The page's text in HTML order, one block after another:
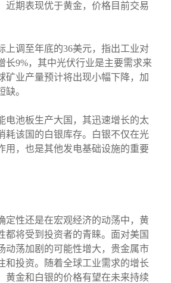
近期表现优于黄金，价格目前交易
上调至年底的36美元，指出工业对
长9%，其中光伏行业是主要需求来
矿业产量预计将出现小幅下降，加
。
电池板生产大国，其迅速增长的太
耗该国的白银库存。白银不仅在光
用，也是其他发电基础设施的重要
定性还是在宏观经济的动荡中，黄
都将受到投资者的青睐。面对美国
动荡加剧的可能性增大，贵金属市
和投资。随着全球工业需求的增长
黄金和白银的价格有望在未来持续